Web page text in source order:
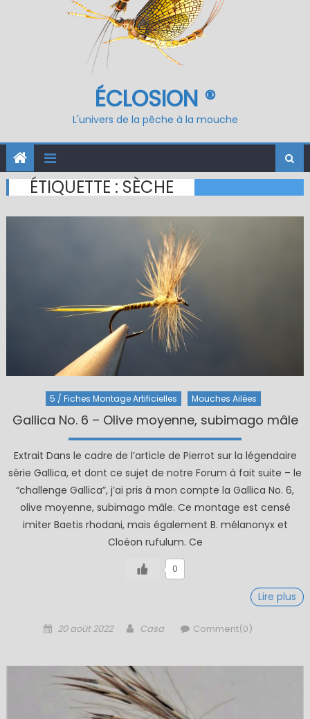
ÉCLOSION ®
L'univers de la pêche à la mouche
ÉTIQUETTE :SÈCHE
5 / Fiches Montage Artificielles Mouches Ailées
Gallica No. 6 – Olive moyenne, subimago mâle
Extrait Dans le cadre de l’article de Pierrot sur la légendaire
série Gallica, et dont ce sujet de notre Forum à fait suite – le
“challenge Gallica”, j’ai pris à mon compte la Gallica No. 6,
olive moyenne, subimago mâle. Ce montage est censé
imiter Baetis rhodani, mais également B. mélanonyx et
Cloëon rufulum. Ce
0
Lire plus
Posted
20 août 2022 Author
Casa Comment(0)